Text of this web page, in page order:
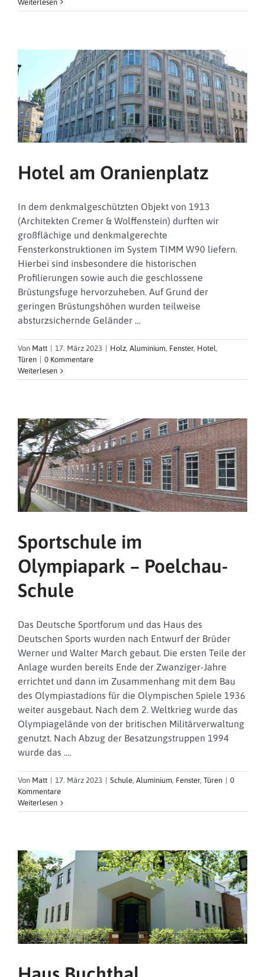
Weiterlesen
Hotel am Oranienplatz
In dem denkmalgeschützten Objekt von 1913
(Architekten Cremer & Wolffenstein) durften wir
großflächige und denkmalgerechte
Fensterkonstruktionen im System TIMM W90 liefern.
Hierbei sind insbesondere die historischen
Profilierungen sowie auch die geschlossene
Brüstungsfuge hervorzuheben. Auf Grund der
geringen Brüstungshöhen wurden teilweise
absturzsichernde Geländer …
Von Matt 17. März 2023 Holz, Aluminium, Fenster, Hotel,
Türen
0 Kommentare
Weiterlesen
Sportschule im
Olympiapark – Poelchau-
Schule
Das Deutsche Sportforum und das Haus des
Deutschen Sports wurden nach Entwurf der Brüder
Werner und Walter March gebaut. Die ersten Teile der
Anlage wurden bereits Ende der Zwanziger-Jahre
errichtet und dann im Zusammenhang mit dem Bau
des Olympiastadions für die Olympischen Spiele 1936
weiter ausgebaut. Nach dem 2. Weltkrieg wurde das
Olympiagelände von der britischen Militärverwaltung
genutzt. Nach Abzug der Besatzungstruppen 1994
wurde das .…
Von Matt 17. März 2023 Schule, Aluminium, Fenster, Türen
0
Kommentare
Weiterlesen